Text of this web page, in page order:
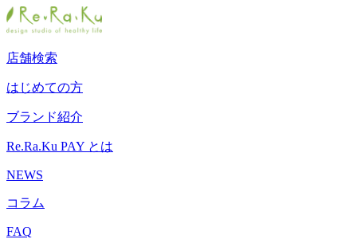
店舗検索
はじめての方
ブランド紹介
Re.Ra.Ku PAY とは
NEWS
コラム
FAQ